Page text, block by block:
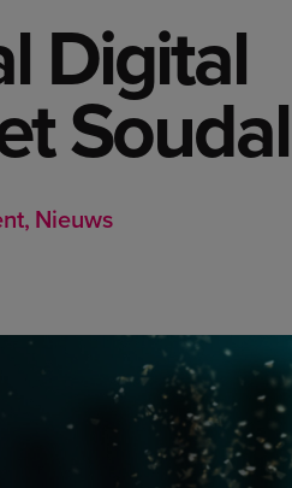
Digital
Soudal
Nieuws